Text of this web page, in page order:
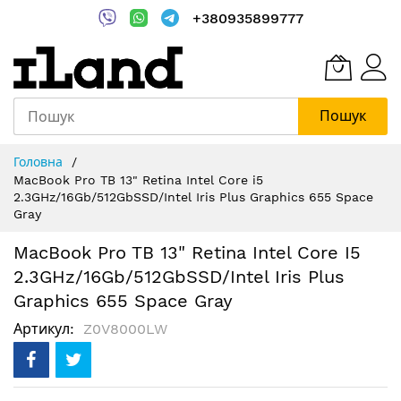
+380935899777
Пошук
Content
Головна
MacBook Pro TB 13" Retina Intel Core i5
2.3GHz/16Gb/512GbSSD/Intel Iris Plus Graphics 655 Space
Gray
MacBook Pro TB 13" Retina Intel Core I5
2.3GHz/16Gb/512GbSSD/Intel Iris Plus
Graphics 655 Space Gray
Артикул Z0V8000LW